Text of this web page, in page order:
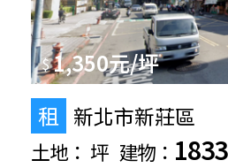
$1,350元/坪
租 新北市新莊區
土地： 坪 建物： 1833